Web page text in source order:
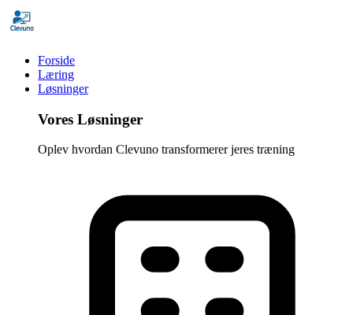
Forside
Læring
Løsninger
Vores Løsninger
Oplev hvordan Clevuno transformerer jeres træning